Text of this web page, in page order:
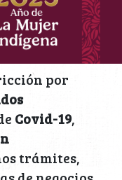
por
Covid-19,
trámites,